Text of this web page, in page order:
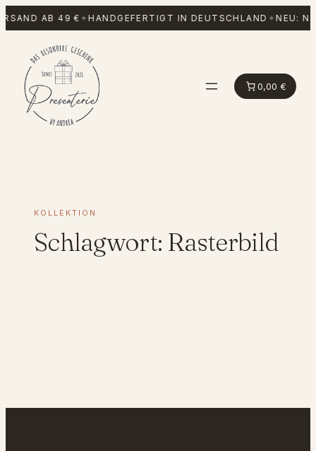
Zum
Inhalt
AB 49 €✦ HANDGEFERTIGT IN DEUTSCHLAND✦ NEU:
0,00 €
KOLLEKTION
Schlagwort: Rasterbild